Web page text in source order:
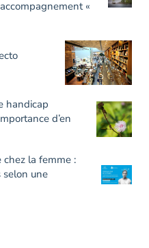
«
handicap
d’en
chez la femme :
une